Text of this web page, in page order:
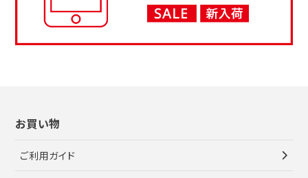
お買い物
ご利用ガイド